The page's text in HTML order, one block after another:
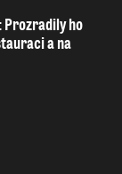
Prozradily ho
a na